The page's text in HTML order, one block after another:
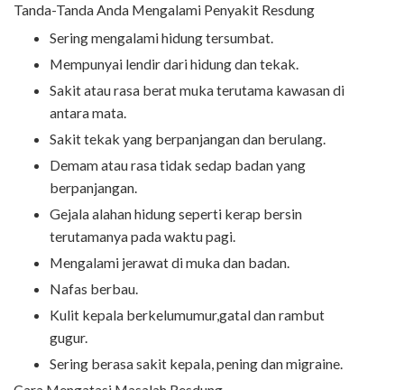
Tanda-Tanda Anda Mengalami Penyakit Resdung
Sering mengalami hidung tersumbat.
Mempunyai lendir dari hidung dan tekak.
Sakit atau rasa berat muka terutama kawasan di
antara mata.
Sakit tekak yang berpanjangan dan berulang.
Demam atau rasa tidak sedap badan yang
berpanjangan.
Gejala alahan hidung seperti kerap bersin
terutamanya pada waktu pagi.
Mengalami jerawat di muka dan badan.
Nafas berbau.
Kulit kepala berkelumumur,gatal dan rambut
gugur.
Sering berasa sakit kepala, pening dan migraine.